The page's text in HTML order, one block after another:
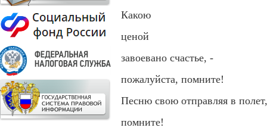
Какою
ценой
завоевано счастье, -
пожалуйста, помните!
Песню свою отправляя в
помните!